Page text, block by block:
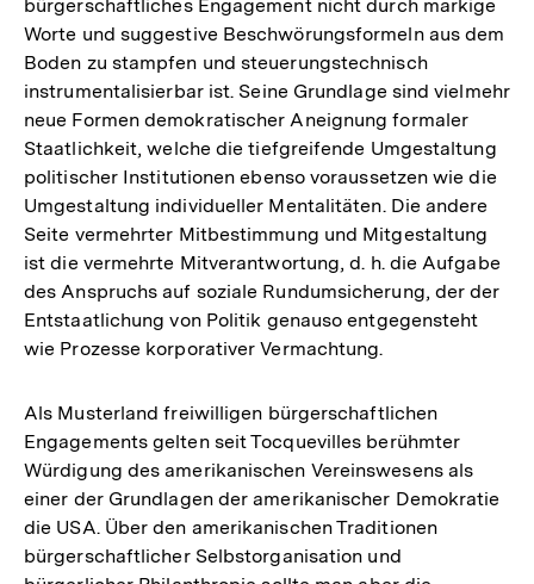
bürgerschaftliches Engagement nicht durch markige
Worte und suggestive Beschwörungsformeln aus dem
Boden zu stampfen und steuerungstechnisch
instrumentalisierbar ist. Seine Grundlage sind vielmehr
neue Formen demokratischer Aneignung formaler
Staatlichkeit, welche die tiefgreifende Umgestaltung
politischer Institutionen ebenso voraussetzen wie die
Umgestaltung individueller Mentalitäten. Die andere
Seite vermehrter Mitbestimmung und Mitgestaltung
ist die vermehrte Mitverantwortung, d. h. die Aufgabe
des Anspruchs auf soziale Rundumsicherung, der der
Entstaatlichung von Politik genauso entgegensteht
wie Prozesse korporativer Vermachtung.
Als Musterland freiwilligen bürgerschaftlichen
Engagements gelten seit Tocquevilles berühmter
Würdigung des amerikanischen Vereinswesens als
einer der Grundlagen der amerikanischer Demokratie
die USA. Über den amerikanischen Traditionen
bürgerschaftlicher Selbstorganisation und